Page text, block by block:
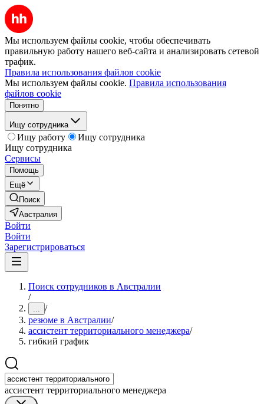
Мы используем файлы cookie, чтобы обеспечивать
правильную работу нашего веб-сайта и анализировать сетевой
трафик.
Правила использования файлов cookie
Мы используем файлы cookie. Правила использования
файлов cookie
Понятно
Ищу сотрудника
Ищу работу
Ищу сотрудника
Ищу сотрудника
Сервисы
Помощь
Ещё
Поиск
Австралия
Войти
Войти
Зарегистрироваться
Поиск сотрудников в Австралии
/
... /
резюме в Австралии/
ассистент территориального менеджера/
гибкий график
ассистент территориального менеджера